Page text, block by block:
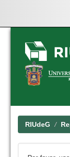
Skip
navigation
RIUdeG